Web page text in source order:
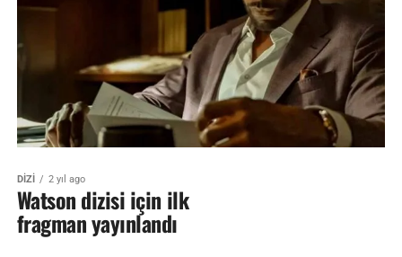
DİZİ 2 yıl ago
Watson dizisi için ilk
fragman yayınlandı